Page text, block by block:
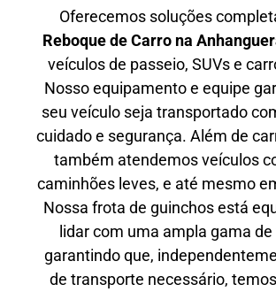
Oferecemos soluções
Reboque de Carro na
veículos de passeio, SUVs e
Nosso equipamento e equipe
seu veículo seja transportado
cuidado e segurança. Além de
também atendemos veículos
caminhões leves, e até mesmo
Nossa frota de guinchos está
lidar com uma ampla gama de
garantindo que,
de transporte necessário,